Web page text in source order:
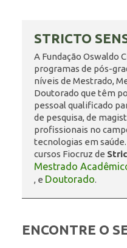
ENSINO
CURSOS
PLATAFORMAS
STRICTO
A Fundação Oswaldo
programas de pós-
níveis de Mestrado,
Doutorado que têm
pessoal qualificado
de pesquisa, de
profissionais no
tecnologias em
cursos Fiocruz de
Mestrado
, e Doutorado.
ENCONTRE O